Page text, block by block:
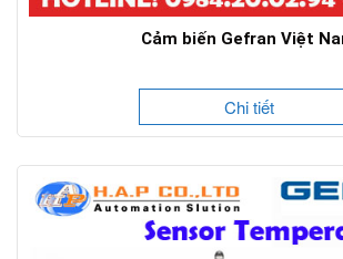
Cảm biến Gefran Việt
Chi tiết